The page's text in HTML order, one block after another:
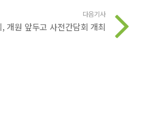
다음기사
개원 앞두고 사전간담회 개최